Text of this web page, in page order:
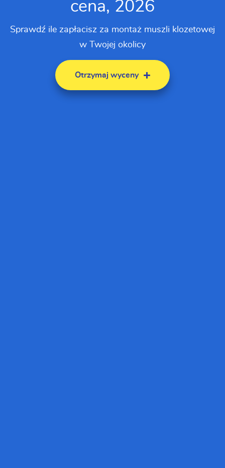
cena, 2026
Sprawdź ile zapłacisz za montaż muszli klozetowej
w Twojej okolicy
Otrzymaj wyceny